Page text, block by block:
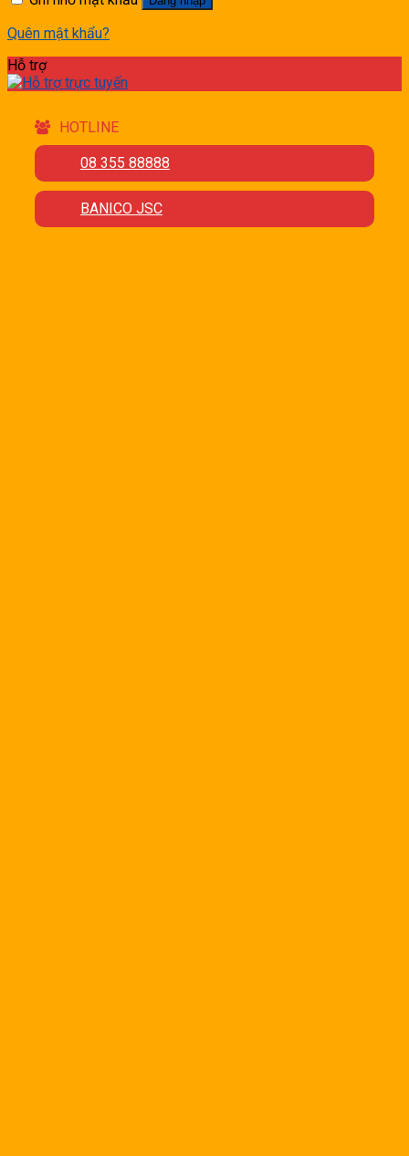
Quên mật khẩu?
Hỗ trợ
HOTLINE
08 355 88888
BANICO JSC